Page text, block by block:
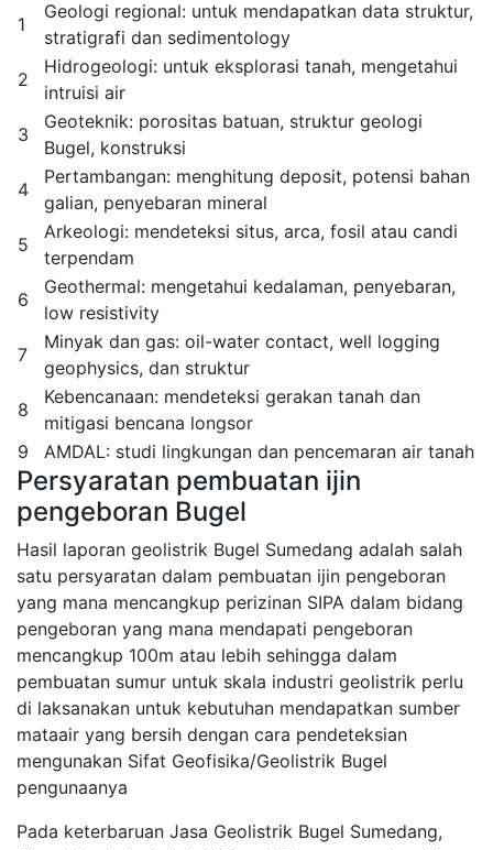
1
Geologi regional: untuk mendapatkan data struktur,
stratigrafi dan sedimentology
2
Hidrogeologi: untuk eksplorasi tanah, mengetahui
intruisi air
3
Geoteknik: porositas batuan, struktur geologi
Bugel, konstruksi
4
Pertambangan: menghitung deposit, potensi bahan
galian, penyebaran mineral
5
Arkeologi: mendeteksi situs, arca, fosil atau candi
terpendam
6
Geothermal: mengetahui kedalaman, penyebaran,
low resistivity
7
Minyak dan gas: oil-water contact, well logging
geophysics, dan struktur
8
Kebencanaan: mendeteksi gerakan tanah dan
mitigasi bencana longsor
9
AMDAL: studi lingkungan dan pencemaran air tanah
Persyaratan pembuatan ijin
pengeboran Bugel
Hasil laporan geolistrik Bugel Sumedang adalah salah
satu persyaratan dalam pembuatan ijin pengeboran
yang mana mencangkup perizinan SIPA dalam bidang
pengeboran yang mana mendapati pengeboran
mencangkup 100m atau lebih sehingga dalam
pembuatan sumur untuk skala industri geolistrik perlu
di laksanakan untuk kebutuhan mendapatkan sumber
mataair yang bersih dengan cara pendeteksian
mengunakan Sifat Geofisika/Geolistrik Bugel
pengunaanya
Pada keterbaruan Jasa Geolistrik Bugel Sumedang,